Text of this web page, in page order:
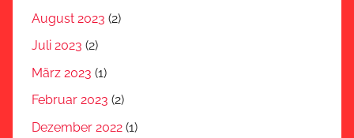
August 2023 (2)
Juli 2023 (2)
März 2023 (1)
Februar 2023 (2)
Dezember 2022 (1)